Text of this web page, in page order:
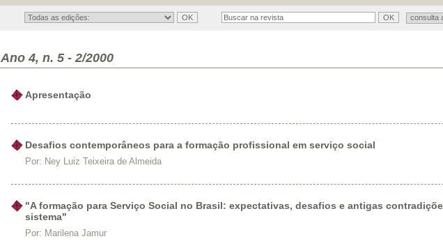
Ano 4, n. 5 - 2/2000
consulta
Apresentação
Desafios contemporâneos para a formação profissional em serviço social
Por: Ney Luiz Teixeira de Almeida
"A formação para Serviço Social no Brasil: expectativas, desafios e antigas
sistema"
Por: Marilena Jamur